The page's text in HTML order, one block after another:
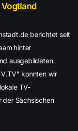
berichtet seit
hinter
ausgebildeten
konnten wir
TV-
der Sächsischen